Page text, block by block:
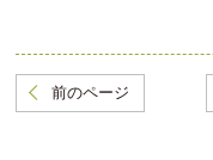
前のページ